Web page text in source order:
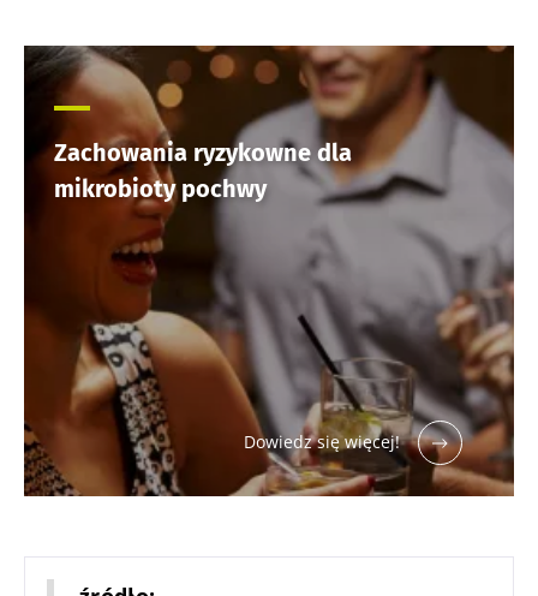
Zachowania ryzykowne dla
mikrobioty pochwy
Dowiedz się więcej!
więcej
Dowiedz się
więcej